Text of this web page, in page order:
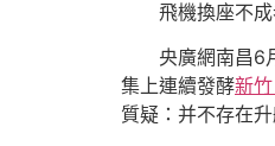
飛機換座不
央廣網南昌6
集上連續發酵新
質疑：并不存在升